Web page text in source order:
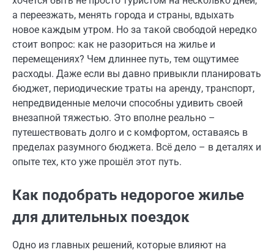
а переезжать, менять города и страны, вдыхать
новое каждым утром. Но за такой свободой нередко
стоит вопрос: как не разориться на жилье и
перемещениях? Чем длиннее путь, тем ощутимее
расходы. Даже если вы давно привыкли планировать
бюджет, периодические траты на аренду, транспорт,
непредвиденные мелочи способны удивить своей
внезапной тяжестью. Это вполне реально –
путешествовать долго и с комфортом, оставаясь в
пределах разумного бюджета. Всё дело – в деталях и
опыте тех, кто уже прошёл этот путь.
Как подобрать недорогое жилье
для длительных поездок
Одно из главных решений, которые влияют на